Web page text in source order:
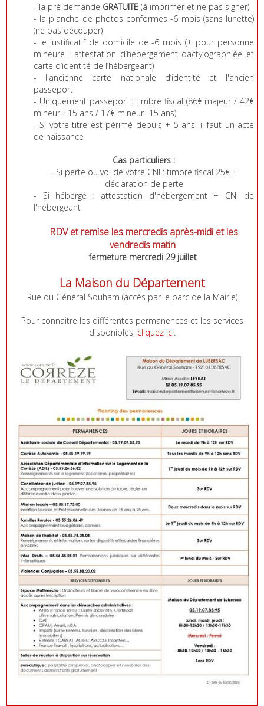
- la pré demande GRATUITE (à imprimer et ne pas signer)
- la planche de photos conformes -6 mois (sans lunette)
(ne pas découper)
- le justificatif de domicile de -6 mois (+ pour personne
mineure : attestation d’hébergement dactylographiée et
carte d’identité de l’hébergeant)
- l'ancienne carte nationale d’identité et l'ancien
passeport
- Uniquement passeport : timbre fiscal (86€ majeur / 42€
mineur +15 ans / 17€ mineur -15 ans)
- Si votre titre est périmé depuis + 5 ans, il faut un acte
de naissance
Cas particuliers :
- Si perte ou vol de votre CNI : timbre fiscal 25€ +
déclaration de perte
- Si hébergé : attestation d'hébergement + CNI de
l'hébergeant
RDV et remise les mercredis après-midi etles
vendredis matin
fermeture mercredi 29 juillet
La Maison du Département
Rue du Général Souham (accès par le parc de la Mairie)
Pour connaitre les différentes permanences et les services
disponibles, cliquez ici.